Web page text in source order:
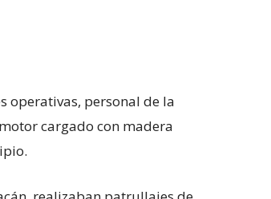
operativas, personal de la
cargado con madera